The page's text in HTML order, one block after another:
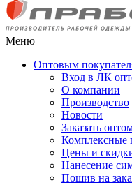
Меню
Оптовым
Вход в ЛК
О компании
Производство
Новости
Заказать
Комплексные
Цены и
Нанесение
Пошив на